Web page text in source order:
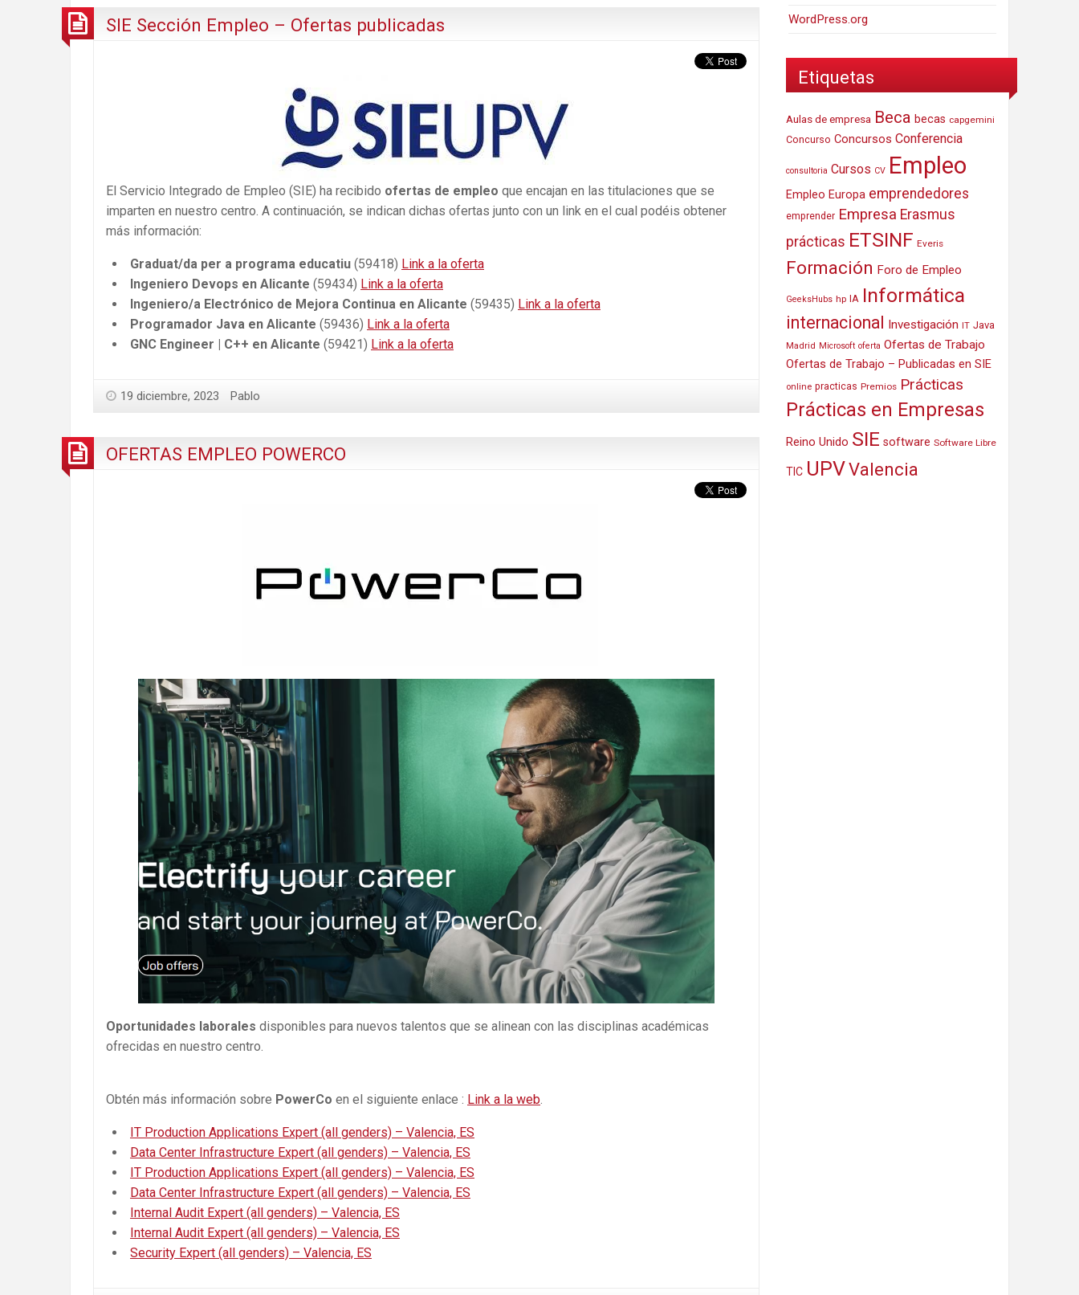
SIE Sección Empleo – Ofertas publicadas
El Servicio Integrado de Empleo (SIE) ha recibido ofertas de empleo que encajan en las titulaciones que se
imparten en nuestro centro. A continuación, se indican dichas ofertas junto con un link en el cual podéis obtener
más información:
Graduat/da per a programa educatiu (59418) Link a la oferta
Ingeniero Devops en Alicante (59434) Link a la oferta
Ingeniero/a Electrónico de Mejora Continua en Alicante (59435) Link a la oferta
Programador Java en Alicante (59436) Link a la oferta
GNC Engineer | C++ en Alicante (59421) Link a la oferta
19 diciembre, 2023 Pablo
OFERTAS EMPLEO POWERCO
Oportunidades laborales disponibles para nuevos talentos que se alinean con las disciplinas académicas
ofrecidas en nuestro centro.
Obtén más información sobre PowerCo en el siguiente enlace : Link a la web
IT Production Applications Expert (all genders) – Valencia, ES
Data Center Infrastructure Expert (all genders) – Valencia, ES
IT Production Applications Expert (all genders) – Valencia, ES
Data Center Infrastructure Expert (all genders) – Valencia, ES
Internal Audit Expert (all genders) – Valencia, ES
Internal Audit Expert (all genders) – Valencia, ES
Security Expert (all genders) – Valencia, ES
WordPress.org
Etiquetas
Aulas de empresa Beca becas capgemini
Concurso Concursos Conferencia
consultoria Cursos CV Empleo
Empleo Europa emprendedores
emprender Empresa Erasmus
prácticas ETSINF Everis
Formación Foro de Empleo
GeeksHubs hp IA Informática
internacional Investigación IT Java
Madrid Microsoft oferta Ofertas de Trabajo
Ofertas de Trabajo – Publicadas en SIE
online practicas Premios Prácticas
Prácticas en Empresas
Reino Unido SIE software Software Libre
TIC UPVValencia